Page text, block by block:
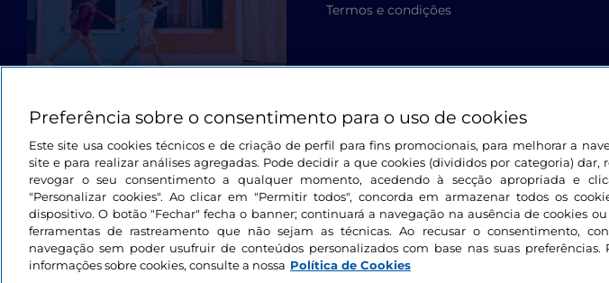
Termos e condições
Preferência sobre o consentimento para o uso de cookies
Este site usa cookies técnicos e de criação de perfil para fins promocionais, para melhorar a
site e para realizar análises agregadas. Pode decidir a que cookies (divididos por categoria) dar,
revogar o seu consentimento a qualquer momento, acedendo à secção apropriada e
"Personalizar cookies". Ao clicar em "Permitir todos", concorda em armazenar todos os
dispositivo. O botão "Fechar" fecha o banner; continuará a navegação na ausência de cookies
ferramentas de rastreamento que não sejam as técnicas. Ao recusar o consentimento,
navegação sem poder usufruir de conteúdos personalizados com base nas suas preferências.
informações sobre cookies, consulte a nossa Política de Cookies